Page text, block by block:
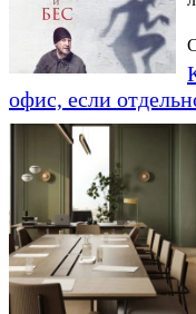
офис, если